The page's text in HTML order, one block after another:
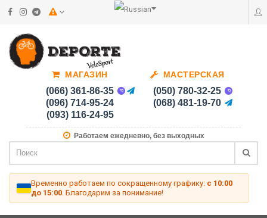
МАГАЗИН
(066) 361-86-35
(096) 714-95-24
(093) 116-24-95
МАСТЕРСКАЯ
(050) 780-32-25
(068) 481-19-70
Работаем ежедневно, без выходных
Временно работаем по сокращенному графику: с 10:00
до 15:00 . Благодарим за понимание!